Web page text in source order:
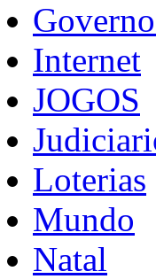
Internet
JOGOS
Loterias
Mundo
Natal